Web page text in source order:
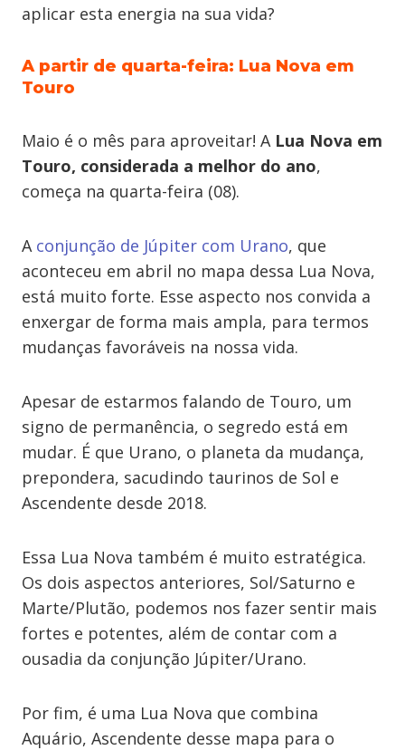
aplicar esta energia na sua vida?
A partir de quarta-feira: Lua Nova em
Touro
Maio é o mês para aproveitar! A Lua Nova em
Touro, considerada a melhor do ano,
começa na quarta-feira (08).
A conjunção de Júpiter com Urano, que
aconteceu em abril no mapa dessa Lua Nova,
está muito forte. Esse aspecto nos convida a
enxergar de forma mais ampla, para termos
mudanças favoráveis na nossa vida.
Apesar de estarmos falando de Touro, um
signo de permanência, o segredo está em
mudar. É que Urano, o planeta da mudança,
prepondera, sacudindo taurinos de Sol e
Ascendente desde 2018.
Essa Lua Nova também é muito estratégica.
Os dois aspectos anteriores, Sol/Saturno e
Marte/Plutão, podemos nos fazer sentir mais
fortes e potentes, além de contar com a
ousadia da conjunção Júpiter/Urano.
Por fim, é uma Lua Nova que combina
Aquário, Ascendente desse mapa para o